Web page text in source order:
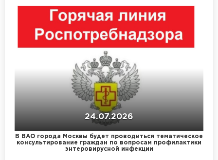
24.07.2026
В ВАО города Москвы будет проводиться тематическое
консультирование граждан по вопросам профилактики
энтеровирусной инфекции